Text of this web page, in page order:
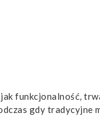
funkcjonalność,
gdy tradycyjne